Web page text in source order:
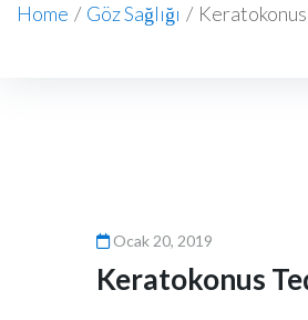
Home / Göz Sağlığı /
Ocak 20, 2019
Keratokonus